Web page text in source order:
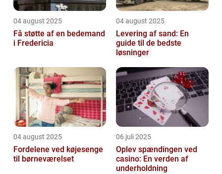
04 august 2025
Få støtte af en bedemand
i Fredericia
04 august 2025
Levering af sand: En
guide til de bedste
løsninger
04 august 2025
Fordelene ved køjesenge
til børneværelset
06 juli 2025
Oplev spændingen ved
casino: En verden af
underholdning